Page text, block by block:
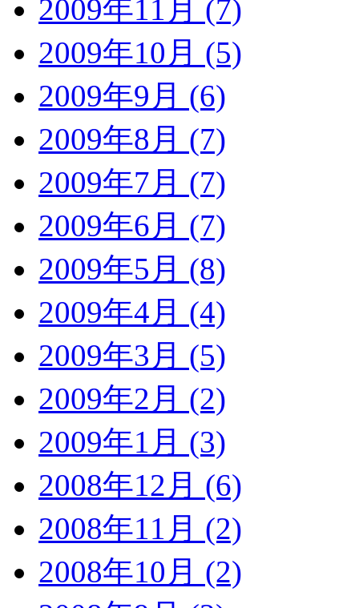
2009年11月 (7)
2009年10月 (5)
2009年9月 (6)
2009年8月 (7)
2009年7月 (7)
2009年6月 (7)
2009年5月 (8)
2009年4月 (4)
2009年3月 (5)
2009年2月 (2)
2009年1月 (3)
2008年12月 (6)
2008年11月 (2)
2008年10月 (2)